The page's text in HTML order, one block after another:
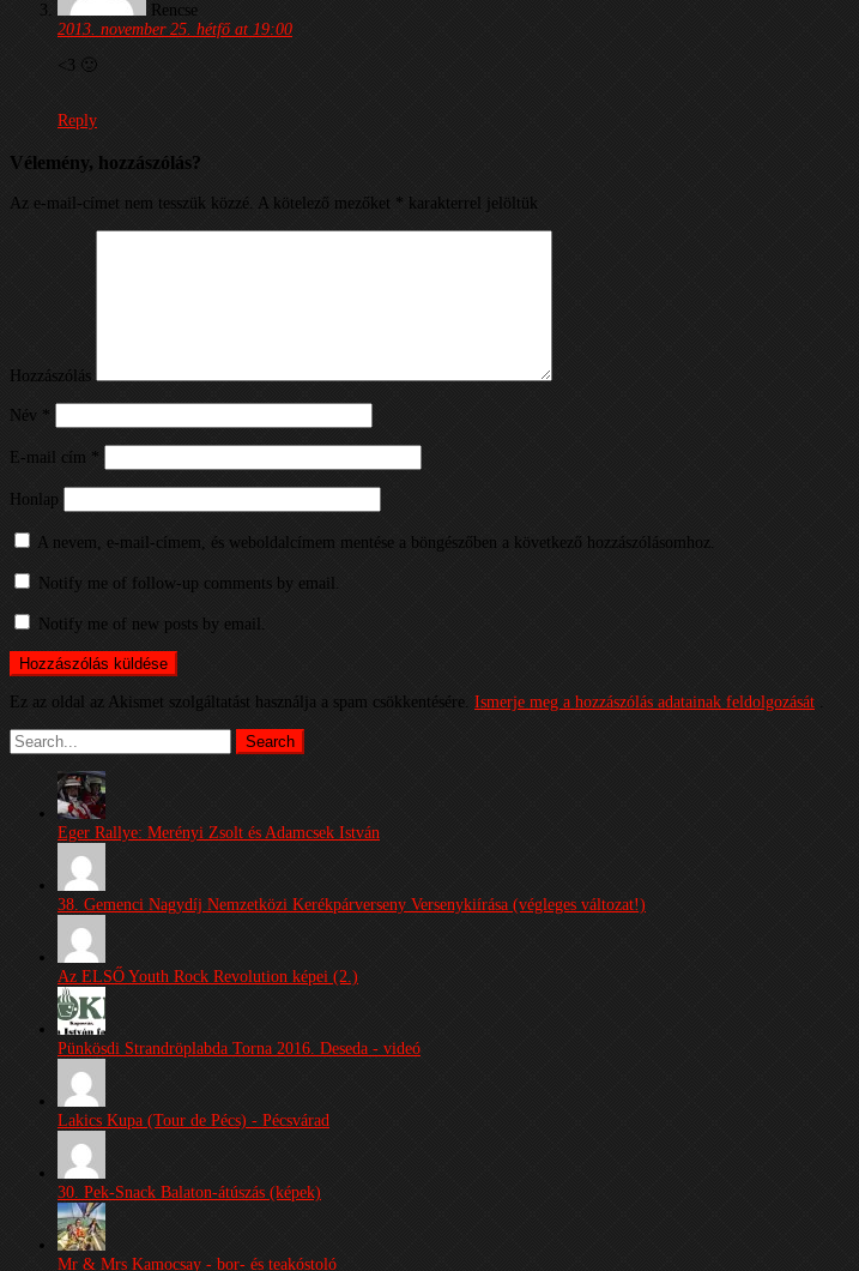
Rencse
2013. november 25. hétfő at 19:00
<3 🙂
Reply
Vélemény, hozzászólás?
Az e-mail-címet nem tesszük közzé. A kötelező mezőket * karakterrel jelöltük
Hozzászólás
Név *
E-mail cím *
Honlap
A nevem, e-mail-címem, és weboldalcímem mentése a böngészőben a következő hozzászólásomhoz.
Notify me of follow-up comments by email.
Notify me of new posts by email.
Ez az oldal az Akismet szolgáltatást használja a spam csökkentésére. Ismerje meg a hozzászólás adatainak feldolgozását .
Eger Rallye: Merényi Zsolt és Adamcsek István
38. Gemenci Nagydíj Nemzetközi Kerékpárverseny Versenykiírása (végleges változat!)
Az ELSŐ Youth Rock Revolution képei (2.)
Pünkösdi Strandröplabda Torna 2016. Deseda - videó
Lakics Kupa (Tour de Pécs) - Pécsvárad
30. Pek-Snack Balaton-átúszás (képek)
Mr & Mrs Kamocsay - bor- és teakóstoló